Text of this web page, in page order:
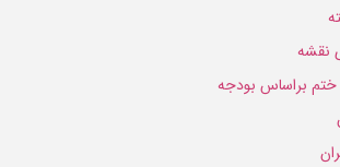
نقشه
براساس بودجه